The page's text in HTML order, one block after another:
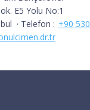
E5 Yolu No:1
· Telefon : +90 530